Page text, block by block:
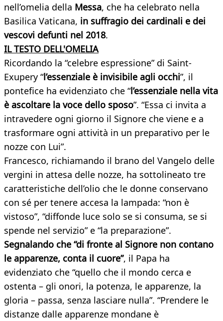
nell’omelia della Messa, che ha celebrato nella
Basilica Vaticana, in suffragio dei cardinali e dei
vescovi defunti nel 2018.
IL TESTO DELL'OMELIA
Ricordando la “celebre espressione” di Saint-
Exupery “l’essenziale è invisibile agli occhi”, il
pontefice ha evidenziato che “l’essenziale nella vita
è ascoltare la voce dello sposo”. “Essa ci invita a
intravedere ogni giorno il Signore che viene e a
trasformare ogni attività in un preparativo per le
nozze con Lui”.
Francesco, richiamando il brano del Vangelo delle
vergini in attesa delle nozze, ha sottolineato tre
caratteristiche dell’olio che le donne conservano
con sé per tenere accesa la lampada: “non è
vistoso”, “diffonde luce solo se si consuma, se si
spende nel servizio” e “la preparazione”.
Segnalando che “di fronte al Signore non contano
le apparenze, conta il cuore”, il Papa ha
evidenziato che “quello che il mondo cerca e
ostenta – gli onori, la potenza, le apparenze, la
gloria – passa, senza lasciare nulla”. “Prendere le
distanze dalle apparenze mondane è